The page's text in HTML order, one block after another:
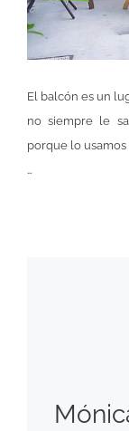
El balcón es un
no siempre le
porque lo
…